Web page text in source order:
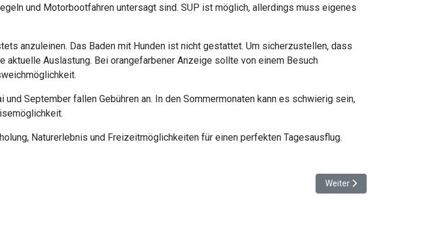
und Motorbootfahren untersagt sind. SUP ist möglich, allerdings muss eigenes
anzuleinen. Das Baden mit Hunden ist nicht gestattet. Um sicherzustellen, dass
Auslastung. Bei orangefarbener Anzeige sollte von einem Besuch
September fallen Gebühren an. In den Sommermonaten kann es schwierig sein,
Naturerlebnis und Freizeitmöglichkeiten für einen perfekten Tagesausflug.
Nächster Beitrag: Heilbronn:
Weiter